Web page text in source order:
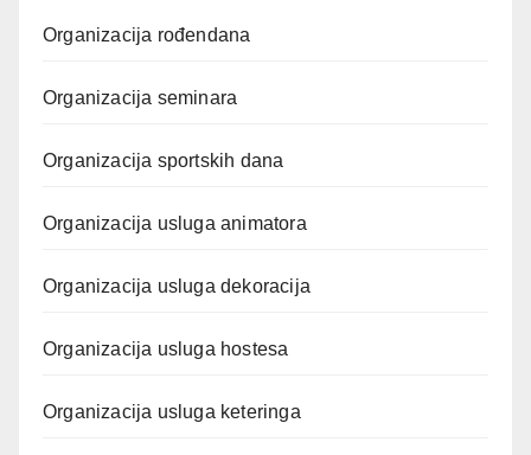
Organizacija rođendana
Organizacija seminara
Organizacija sportskih dana
Organizacija usluga animatora
Organizacija usluga dekoracija
Organizacija usluga hostesa
Organizacija usluga keteringa